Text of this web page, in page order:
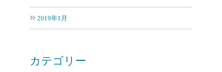
2019年1月
カテゴリー